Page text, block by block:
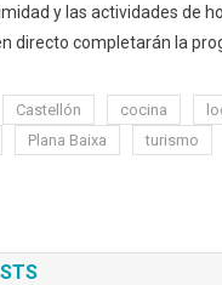
y las actividades de
directo completarán la
Castellón cocina
Plana Baixa turismo